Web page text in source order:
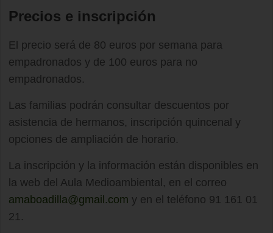
Precios e inscripción
El precio será de 80 euros por semana para
empadronados y de 100 euros para no
empadronados.
Las familias podrán consultar descuentos por
asistencia de hermanos, inscripción quincenal y
opciones de ampliación de horario.
La inscripción y la información están disponibles en
la web del Aula Medioambiental, en el correo
amaboadilla@gmail.com y en el teléfono 91 161 01
21.